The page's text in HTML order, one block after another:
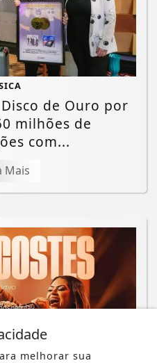
de Ouro por
milhões de
com...
Mais
melhorar sua